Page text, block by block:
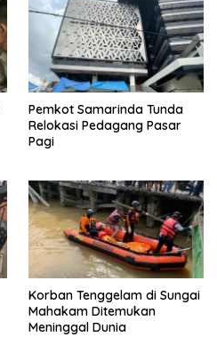
Pemkot Samarinda Tunda
Relokasi Pedagang Pasar
Pagi
Korban Tenggelam di Sungai
Mahakam Ditemukan
Meninggal Dunia